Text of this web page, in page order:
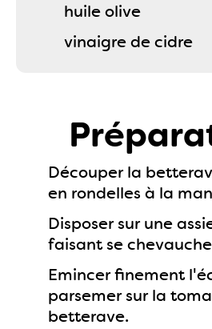
huile olive
vinaigre de cidre
Découper la
en rondelles à la
Disposer sur une
faisant se
Emincer finement
parsemer sur la
betterave.